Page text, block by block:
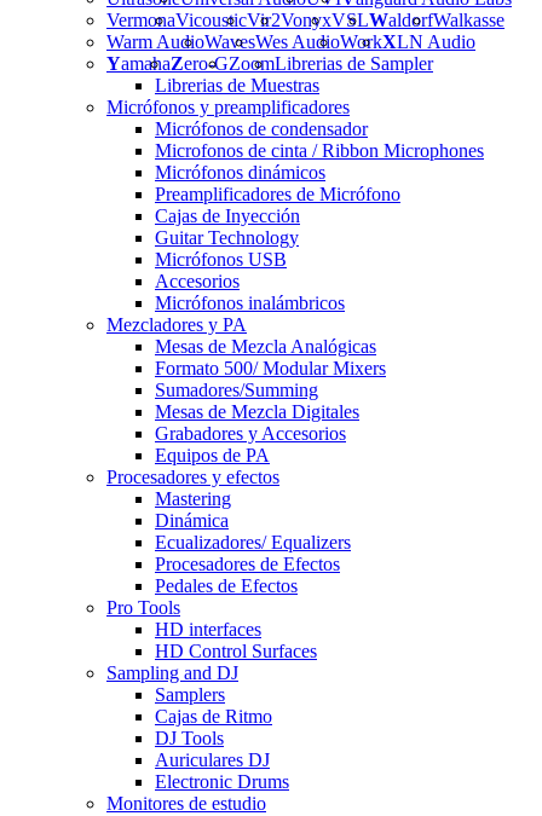
VermonaVicousticVir2VonyxVSLWaldorfWalkasse
Warm AudioWavesWes AudioWorkXLN Audio
YamahaZero-GZoomLibrerias de Sampler
Librerias de Muestras
Micrófonos y preamplificadores
Micrófonos de condensador
Microfonos de cinta / Ribbon Microphones
Micrófonos dinámicos
Preamplificadores de Micrófono
Cajas de Inyección
Guitar Technology
Micrófonos USB
Accesorios
Micrófonos inalámbricos
Mezcladores y PA
Mesas de Mezcla Analógicas
Formato 500/ Modular Mixers
Sumadores/Summing
Mesas de Mezcla Digitales
Grabadores y Accesorios
Equipos de PA
Procesadores y efectos
Mastering
Dinámica
Ecualizadores/ Equalizers
Procesadores de Efectos
Pedales de Efectos
Pro Tools
HD interfaces
HD Control Surfaces
Sampling and DJ
Samplers
Cajas de Ritmo
DJ Tools
Auriculares DJ
Electronic Drums
Monitores de estudio